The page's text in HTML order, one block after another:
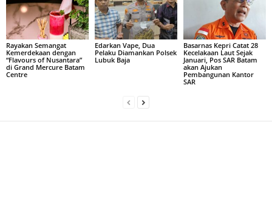
Rayakan Semangat
Kemerdekaan dengan
“Flavours of Nusantara”
di Grand Mercure Batam
Centre
Edarkan Vape, Dua
Pelaku Diamankan Polsek
Lubuk Baja
Basarnas Kepri Catat 28
Kecelakaan Laut Sejak
Januari, Pos SAR Batam
akan Ajukan
Pembangunan Kantor
SAR